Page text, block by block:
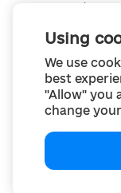
Using
We use
best
"Allow" you
change
Creative